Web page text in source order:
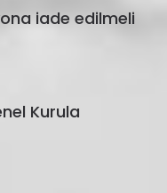
iade edilmeli
Kurula